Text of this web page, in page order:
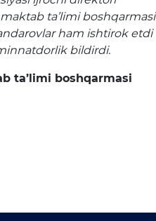
ta’limi boshqarmasi
ham ishtirok etdi
bildirdi.
ta’limi boshqarmasi